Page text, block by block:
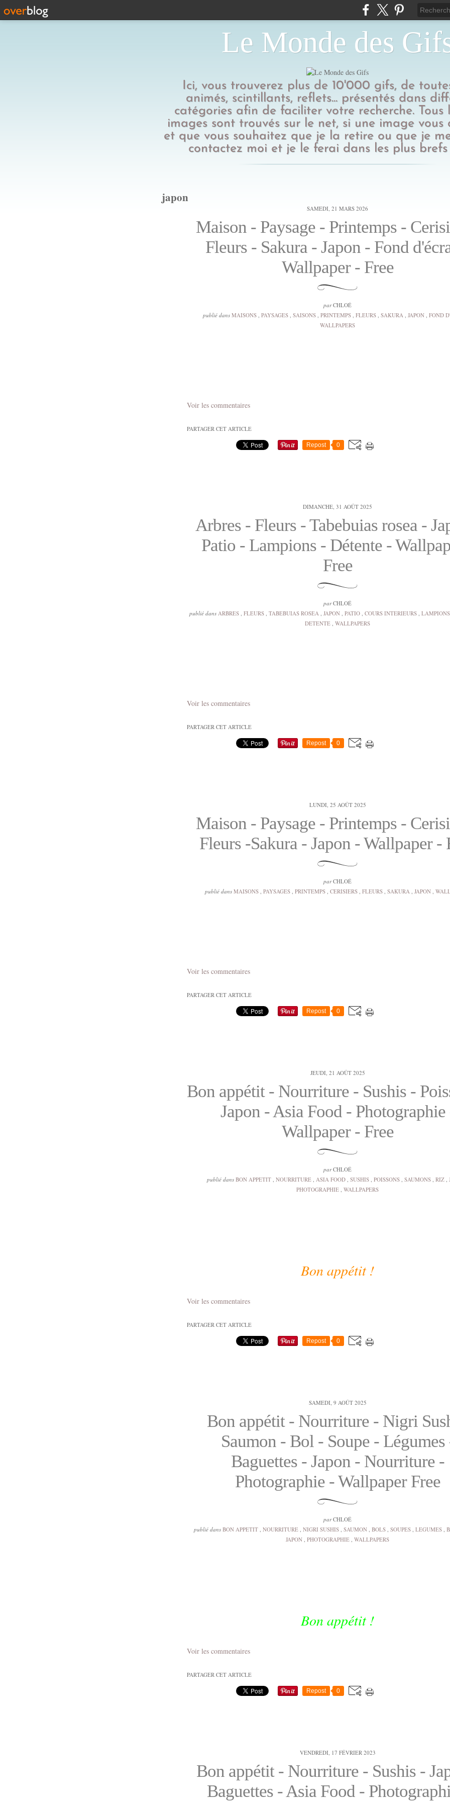
Le Monde des
Ici, vous trouverez plus de 10'000 gifs, de
animés, scintillants, reflets... présentés dans
catégories afin de faciliter votre recherche. Tous
images sont trouvés sur le net, si une image
et que vous souhaitez que je la retire ou que je
contactez moi et je le ferai dans les plus brefs
japon
SAMEDI, 21 MARS 2026
Maison - Paysage - Printemps -
Fleurs - Sakura - Japon - Fond
Wallpaper - Free
parCHLOÉ
publié dans MAISONS , PAYSAGES , SAISONS , PRINTEMPS , FLEURS , SAKURA , JAPON , FOND
WALLPAPERS
Voir les commentaires
PARTAGER CET ARTICLE
Repost 0
DIMANCHE, 31 AOÛT 2025
Arbres - Fleurs - Tabebuias rosea -
Patio - Lampions - Détente -
Free
parCHLOÉ
publié dans ARBRES , FLEURS , TABEBUIAS ROSEA , JAPON , PATIO , COURS INTERIEURS , LAMPIONS
DETENTE , WALLPAPERS
Voir les commentaires
PARTAGER CET ARTICLE
Repost 0
LUNDI, 25 AOÛT 2025
Maison - Paysage - Printemps -
Fleurs -Sakura - Japon - Wallpaper -
parCHLOÉ
publié dans MAISONS, PAYSAGES, PRINTEMPS, CERISIERS, FLEURS, SAKURA, JAPON,
Voir les commentaires
PARTAGER CET ARTICLE
Repost 0
JEUDI, 21 AOÛT 2025
Bon appétit - Nourriture - Sushis -
Japon - Asia Food - Photographie
Wallpaper - Free
parCHLOÉ
publié dans BON APPETIT, NOURRITURE, ASIA FOOD, SUSHIS, POISSONS, SAUMONS, RIZ,
PHOTOGRAPHIE , WALLPAPERS
Bon appétit !
Voir les commentaires
PARTAGER CET ARTICLE
Repost 0
SAMEDI, 9 AOÛT 2025
Bon appétit - Nourriture - Nigri
Saumon - Bol - Soupe - Légumes
Baguettes - Japon - Nourriture -
Photographie - Wallpaper Free
parCHLOÉ
publié dans BON APPETIT , NOURRITURE , NIGRI SUSHIS , SAUMON , BOLS , SOUPES , LEGUMES ,
JAPON , PHOTOGRAPHIE , WALLPAPERS
Bon appétit !
Voir les commentaires
PARTAGER CET ARTICLE
Repost 0
VENDREDI, 17 FÉVRIER 2023
Bon appétit - Nourriture - Sushis -
Baguettes - Asia Food -